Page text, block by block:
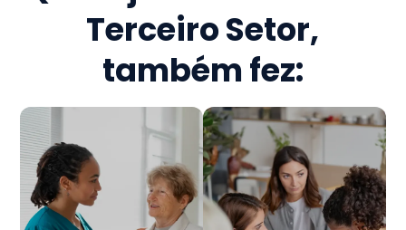
Terceiro Setor,
também fez: